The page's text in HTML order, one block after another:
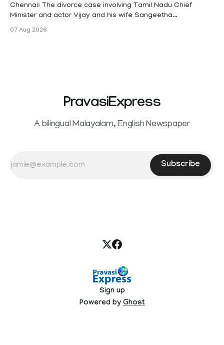
maternity
Chennai: The divorce case involving Tamil Nadu Chief
Minister and actor Vijay and his wife Sangeetha
Sowrnalingam has taken a new turn after Sangeetha
07 Aug 2026
PravasiExpress
A bilingual Malayalam, English Newspaper
Subscribe
Sign up
Powered by Ghost